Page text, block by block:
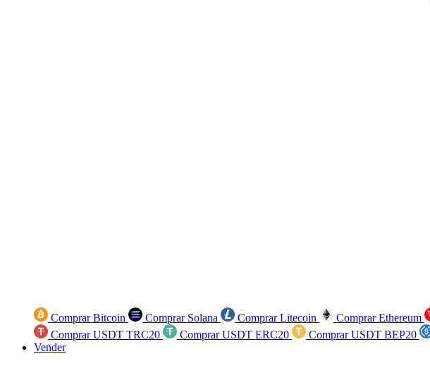
Comprar Bitcoin Comprar Solana Comprar Litecoin Comprar Ethereum
Comprar USDT TRC20
Comprar USDT ERC20 Comprar USDT BEP20
Vender